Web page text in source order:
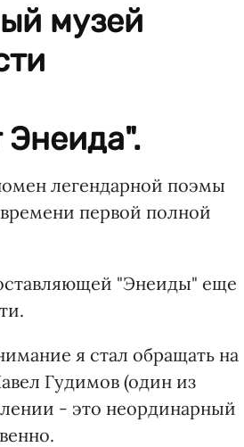
музей
легендарной поэмы
первой полной
"Энеиды" еще
я стал обращать на
Гудимов (один из
- это неординарный